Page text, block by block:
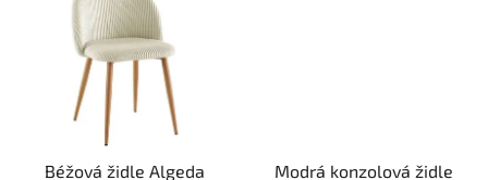
Béžová židle Algeda
Modrá konzolová židle